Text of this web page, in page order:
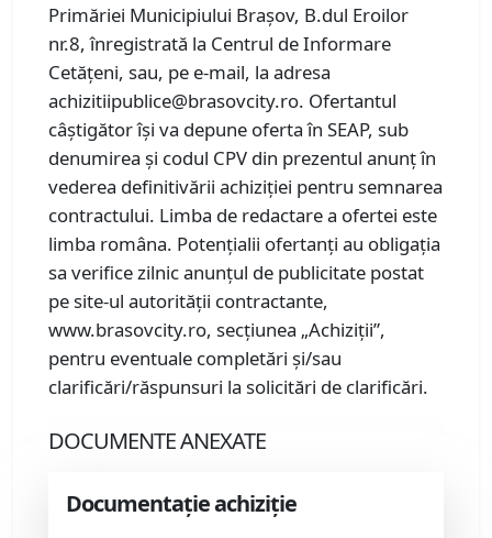
Primăriei Municipiului Brașov, B.dul Eroilor
nr.8, înregistrată la Centrul de Informare
Cetățeni, sau, pe e-mail, la adresa
achizitiipublice@brasovcity.ro. Ofertantul
câștigător își va depune oferta în SEAP, sub
denumirea și codul CPV din prezentul anunț în
vederea definitivării achiziției pentru semnarea
contractului. Limba de redactare a ofertei este
limba româna. Potențialii ofertanți au obligația
sa verifice zilnic anunțul de publicitate postat
pe site-ul autorității contractante,
www.brasovcity.ro, secțiunea „Achiziții”,
pentru eventuale completări și/sau
clarificări/răspunsuri la solicitări de clarificări.
DOCUMENTE ANEXATE
Documentație achiziție